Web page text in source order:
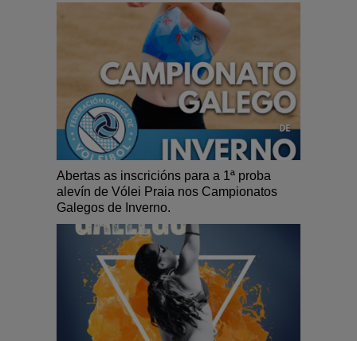
Abertas as inscricións para a 1ª proba
alevín de Vólei Praia nos Campionatos
Galegos de Inverno.